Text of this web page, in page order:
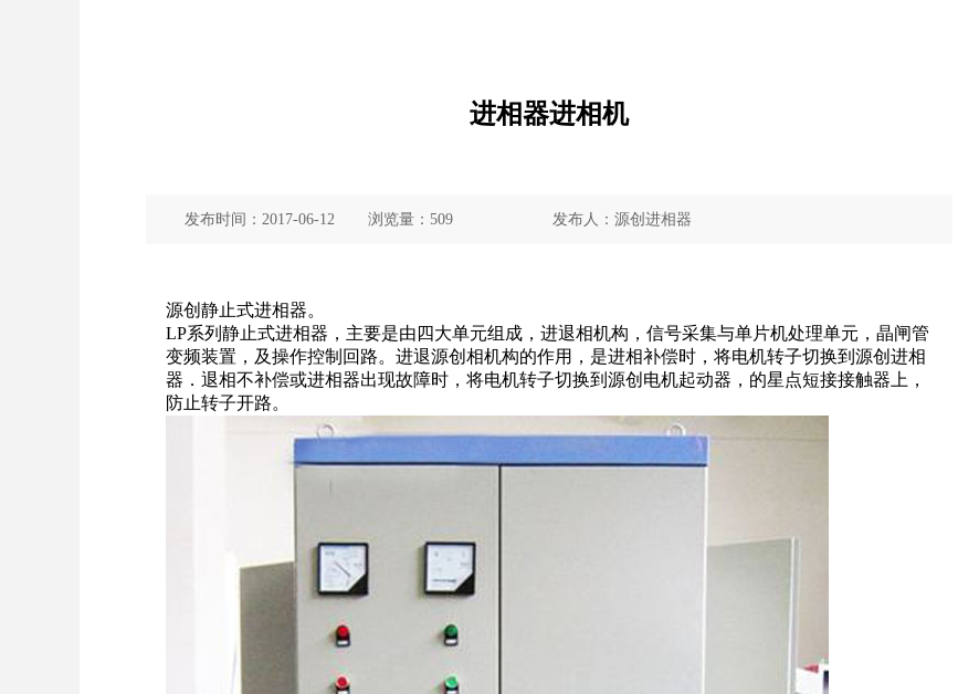
进相器进相机
发布时间： 2017-06-12 浏览量：509 发布人： 源创进相器
源创静止式进相器。
LP系列静止式进相器 ，主要是由四大单元组成，进退相机构，信号采集与单片机处理单元，晶闸管
变频装置，及操作控制回路。进退源创相机构的作用，是进相补偿时，将电机转子切换到源创进相
器．退相不补偿或进相器出现故障时，将电机转子切换到源创电机起动器 ，的星点短接接触器 上，
防止转子开路。